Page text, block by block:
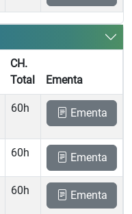
CH.
Total
Ementa
60h Ementa
60h Ementa
60h Ementa